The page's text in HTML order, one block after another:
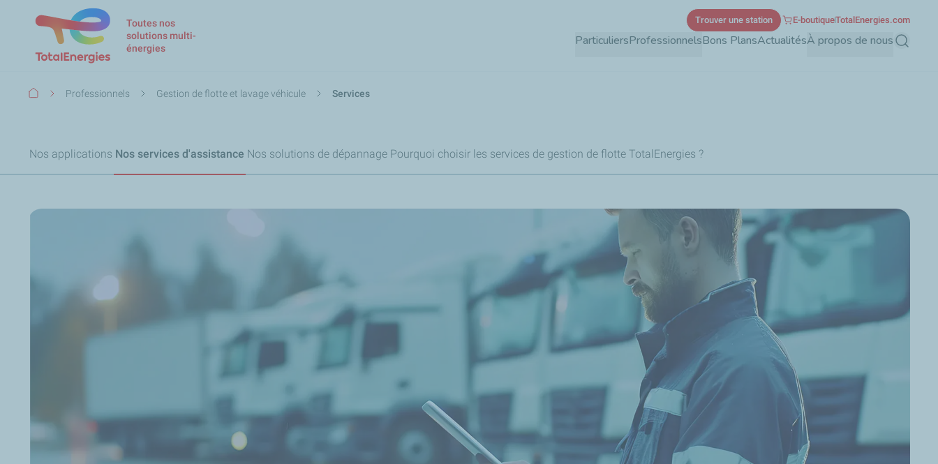
Toutes nos
solutions multi-
énergies
ParticuliersProfessionnelsBons PlansActualitésÀ propos de nous
Trouver une station E-boutiqueTotalEnergies.com
Fil
Professionnels Gestion de flotte et lavage véhicule Services
Nos applications Nos services d'assistance Nos solutions de dépannage Pourquoi choisir les services de gestion de flotte TotalEnergies ?